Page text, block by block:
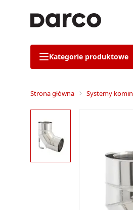
Kategorie produktowe
Strona główna Systemy